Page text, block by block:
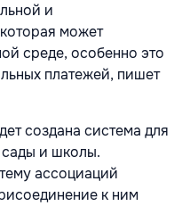
и
может
среде, особенно это
платежей, пишет
создана система для
сады и школы.
ассоциаций
к ним